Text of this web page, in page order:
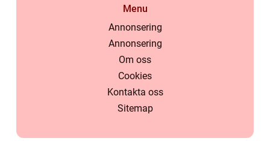
Menu
Annonsering
Annonsering
Om oss
Cookies
Kontakta oss
Sitemap